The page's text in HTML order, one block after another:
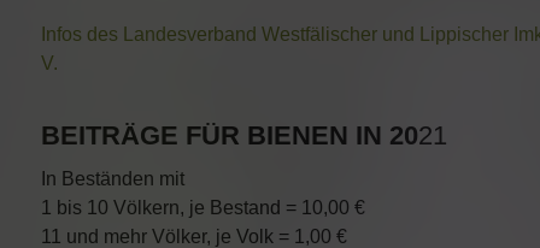
Infos des Landesverband Westfälischer und Lippischer
V.
BEITRÄGE FÜR BIENEN IN 2021
In Beständen mit
1 bis 10 Völkern, je Bestand = 10,00 €
11 und mehr Völker, je Volk = 1,00 €